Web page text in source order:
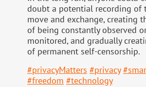
doubt a potential recording of
move and exchange, creating
of being constantly observed
monitored, and gradually
of permanent self-censorship.
#privacyMatters #privacy #
#freedom #technology